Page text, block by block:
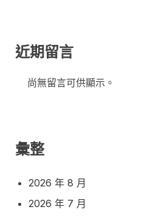
近期留言
尚無留言可供顯示。
彙整
2026 年 8 月
2026 年 7 月